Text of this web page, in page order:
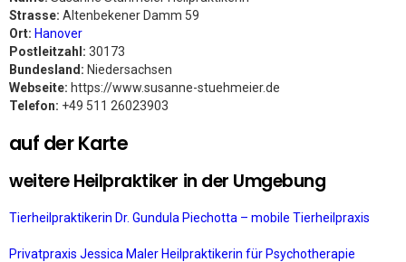
Strasse: Altenbekener Damm 59
Ort: Hanover
Postleitzahl: 30173
Bundesland: Niedersachsen
Webseite: https://www.susanne-stuehmeier.de
Telefon: +49 511 26023903
auf der Karte
weitere Heilpraktiker in der Umgebung
Tierheilpraktikerin Dr. Gundula Piechotta – mobile Tierheilpraxis
Privatpraxis Jessica Maler Heilpraktikerin für Psychotherapie